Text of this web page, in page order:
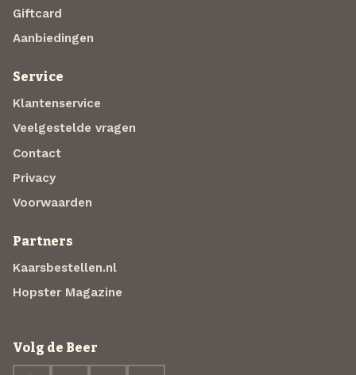
Giftcard
Aanbiedingen
Service
Klantenservice
Veelgestelde vragen
Contact
Privacy
Voorwaarden
Partners
Kaarsbestellen.nl
Hopster Magazine
Volg de Beer